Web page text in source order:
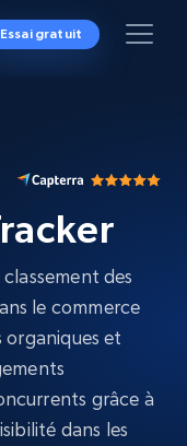
Essai gratuit
des
le commerce
organiques et
grâce à
dans les